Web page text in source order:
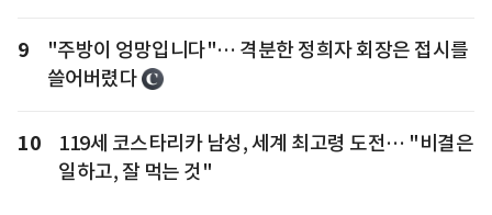
9
"주방이 엉망입니다"… 격분한 정희자 회장은 접시를
쓸어버렸다
10
119세 코스타리카 남성, 세계 최고령 도전… "비결은
일하고, 잘 먹는 것"